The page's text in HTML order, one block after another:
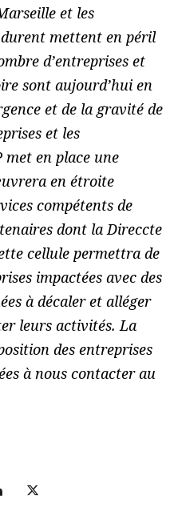
et les
mettent en péril
d’entreprises et
sont aujourd’hui en
et de la gravité de
et les
met en place une
en étroite
compétents de
dont la Direccte
cellule permettra de
impactées avec des
à décaler et alléger
leurs activités. La
des entreprises
à nous contacter au